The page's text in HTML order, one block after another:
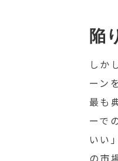
陥
しか
ーン
最も
ーで
いい
の市